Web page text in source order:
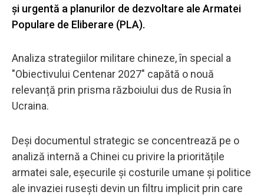
și urgentă a planurilor de dezvoltare ale Armatei
Populare de Eliberare (PLA).
Analiza strategiilor militare chineze, în special a
"Obiectivului Centenar 2027" capătă o nouă
relevanță prin prisma războiului dus de Rusia în
Ucraina.
Deși documentul strategic se concentrează pe o
analiză internă a Chinei cu privire la prioritățile
armatei sale, eșecurile și costurile umane și politice
ale invaziei rusești devin un filtru implicit prin care